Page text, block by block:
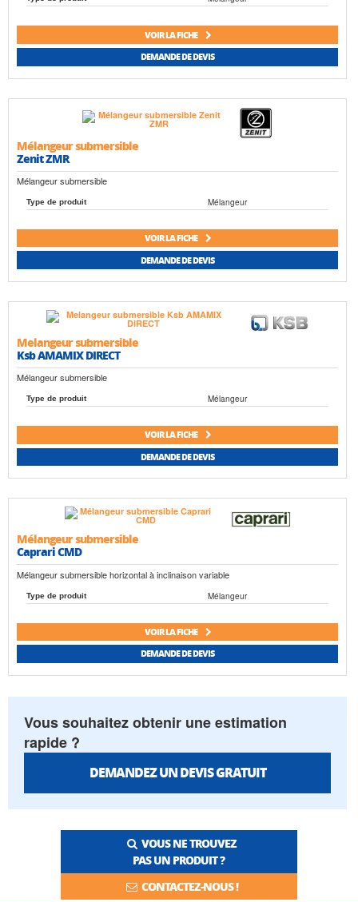
VOIR LA FICHE
DEMANDE DE DEVIS
Mélangeur submersible
Zenit ZMR
Mélangeur submersible
Type de produit Mélangeur
VOIR LA FICHE
DEMANDE DE DEVIS
Melangeur submersible
Ksb AMAMIX DIRECT
Mélangeur submersible
Type de produit Mélangeur
VOIR LA FICHE
DEMANDE DE DEVIS
Mélangeur submersible
Caprari CMD
Mélangeur submersible horizontal à inclinaison variable
Type de produit Mélangeur
VOIR LA FICHE
DEMANDE DE DEVIS
Vous souhaitez obtenir une estimation
rapide ?
DEMANDEZ UN DEVIS GRATUIT
VOUS NE TROUVEZ
PAS UN PRODUIT ?
CONTACTEZ-NOUS !